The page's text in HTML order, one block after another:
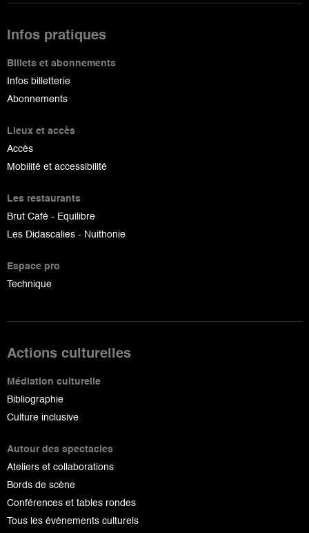
Infos pratiques
Billets et abonnements
Infos billetterie
Abonnements
Lieux et accès
Accès
Mobilité et accessibilité
Les restaurants
Brut Café - Equilibre
Les Didascalies - Nuithonie
Espace pro
Technique
Actions culturelles
Médiation culturelle
Bibliographie
Culture inclusive
Autour des spectacles
Ateliers et collaborations
Bords de scène
Conférences et tables rondes
Tous les événements culturels